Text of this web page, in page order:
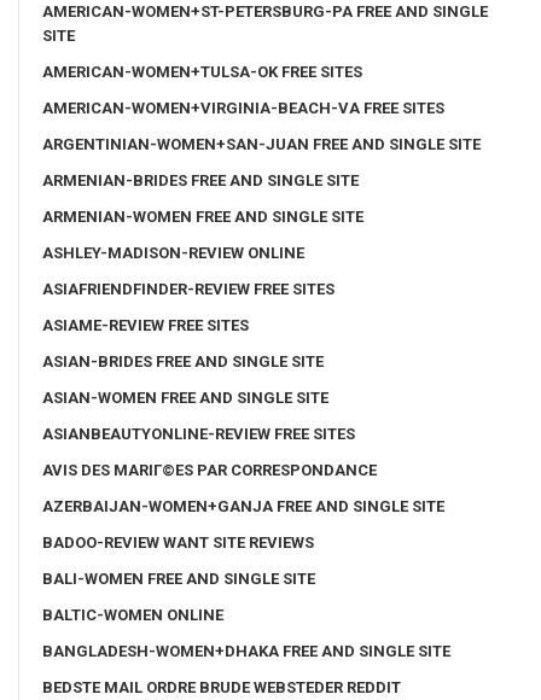
AMERICAN-WOMEN+ST-PETERSBURG-PA FREE AND SINGLE
SITE
AMERICAN-WOMEN+TULSA-OK FREE SITES
AMERICAN-WOMEN+VIRGINIA-BEACH-VA FREE SITES
ARGENTINIAN-WOMEN+SAN-JUAN FREE AND SINGLE SITE
ARMENIAN-BRIDES FREE AND SINGLE SITE
ARMENIAN-WOMEN FREE AND SINGLE SITE
ASHLEY-MADISON-REVIEW ONLINE
ASIAFRIENDFINDER-REVIEW FREE SITES
ASIAME-REVIEW FREE SITES
ASIAN-BRIDES FREE AND SINGLE SITE
ASIAN-WOMEN FREE AND SINGLE SITE
ASIANBEAUTYONLINE-REVIEW FREE SITES
AVIS DES MARIГ©ES PAR CORRESPONDANCE
AZERBAIJAN-WOMEN+GANJA FREE AND SINGLE SITE
BADOO-REVIEW WANT SITE REVIEWS
BALI-WOMEN FREE AND SINGLE SITE
BALTIC-WOMEN ONLINE
BANGLADESH-WOMEN+DHAKA FREE AND SINGLE SITE
BEDSTE MAIL ORDRE BRUDE WEBSTEDER REDDIT